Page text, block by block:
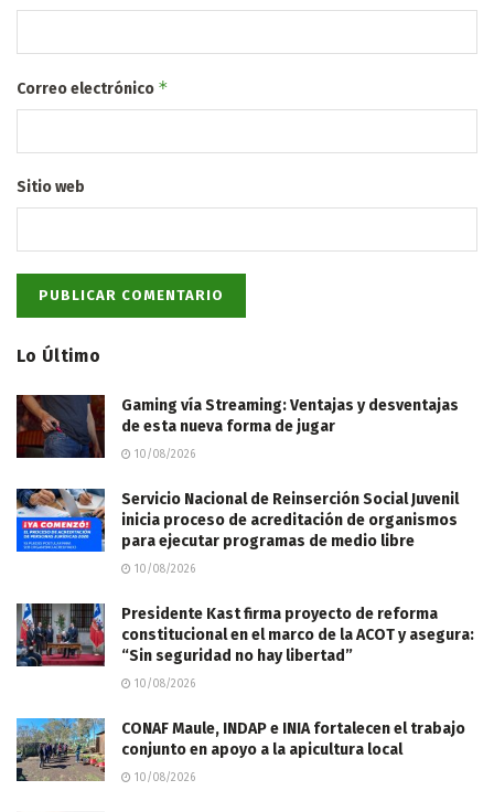
Correo electrónico *
Sitio web
Lo Último
Gaming vía Streaming: Ventajas y desventajas
de esta nueva forma de jugar
10/08/2026
Servicio Nacional de Reinserción Social Juvenil
inicia proceso de acreditación de organismos
para ejecutar programas de medio libre
10/08/2026
Presidente Kast firma proyecto de reforma
constitucional en el marco de la ACOT y asegura:
“Sin seguridad no hay libertad”
10/08/2026
CONAF Maule, INDAP e INIA fortalecen el trabajo
conjunto en apoyo a la apicultura local
10/08/2026